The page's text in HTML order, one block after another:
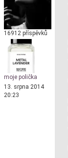
16912 příspěvků
moje polička
13. srpna 2014
20:23